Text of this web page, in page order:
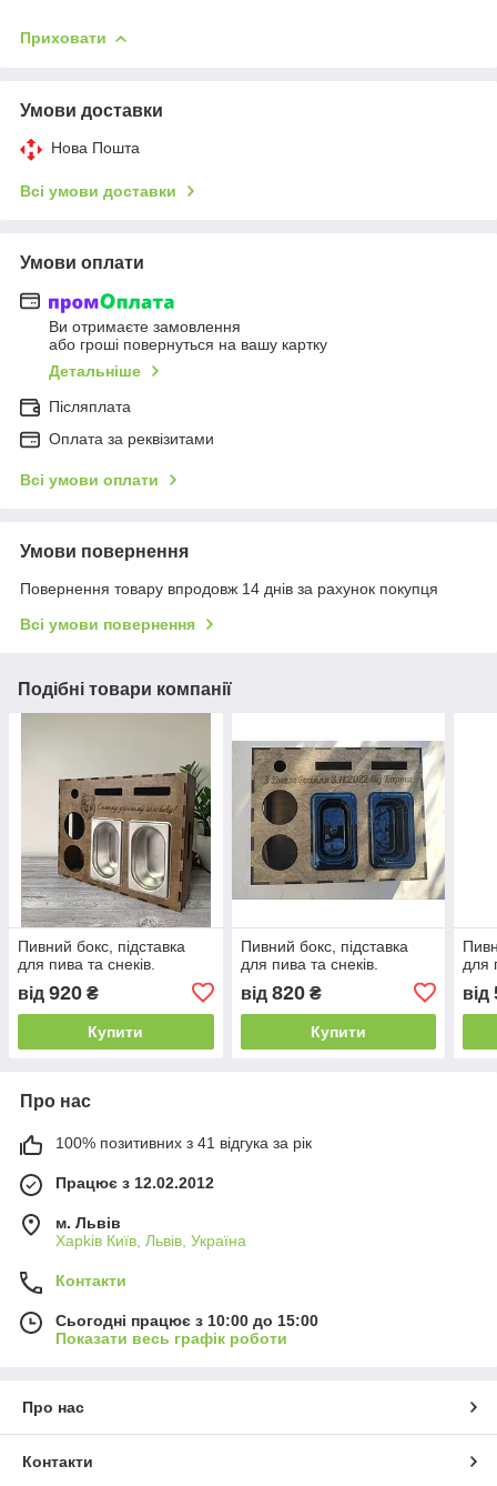
Приховати
Умови доставки
Нова Пошта
Всі умови доставки
Умови оплати
Ви отримаєте замовлення
або гроші повернуться на вашу картку
Детальніше
Післяплата
Оплата за реквізитами
Всі умови оплати
Умови повернення
Повернення товару впродовж 14 днів за рахунок покупця
Всі умови повернення
Подібні товари компанії
Пивний бокс, підставка
для пива та снеків.
від 920 ₴
Купити
Пивний бокс, підставка
для пива та снеків.
від 820₴
Купити
для
від
Про нас
100% позитивних з 41 відгука за рік
Працює з 12.02.2012
м. Львів
Харkiв Київ, Львів, Україна
Контакти
Сьогодні працює з 10:00 до 15:00
Показати весь графік роботи
Про нас
Контакти